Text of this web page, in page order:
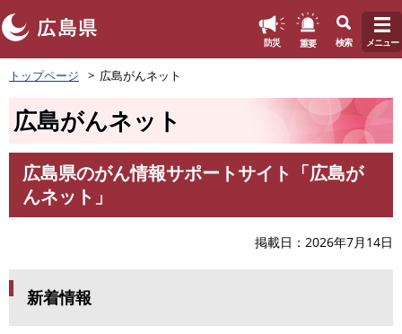
ペ
ー
頭
。
防災 重要 検索 メニュー
トップページ 広島がんネット
広島がんネット
広島県のがん情報サポートサイト「広島が
んネット」
掲載日 2026年7月14日
新着情報